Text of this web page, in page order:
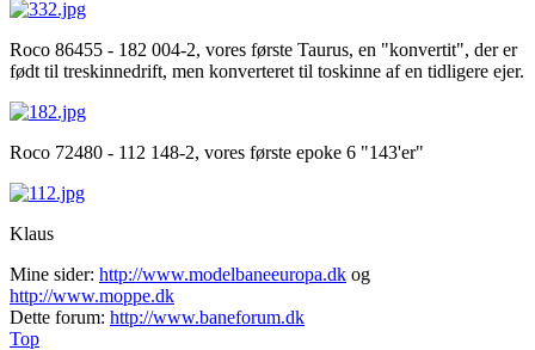
Roco 86455 - 182 004-2, vores første Taurus, en "konvertit", der er
født til treskinnedrift, men konverteret til toskinne af en tidligere ejer.
Roco 72480 - 112 148-2, vores første epoke 6 "143'er"
Klaus
Mine sider: http://www.modelbaneeuropa.dk og
http://www.moppe.dk
Dette forum: http://www.baneforum.dk
Top